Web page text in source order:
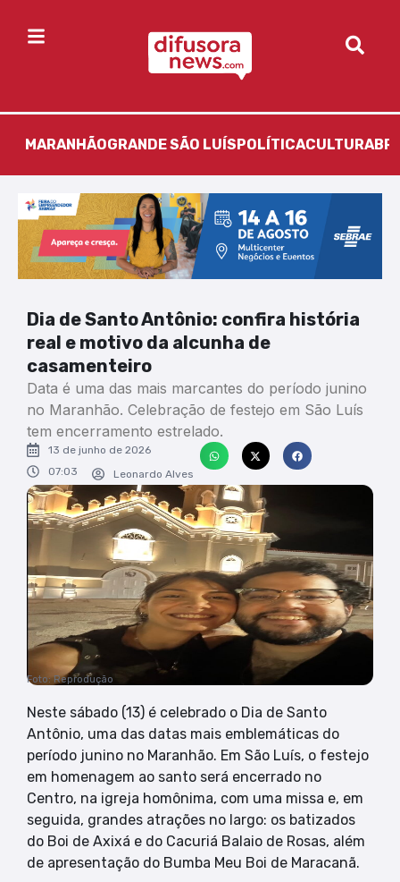
MARANHÃOGRANDE SÃO LUÍS POLÍTICACULTURA
Dia de Santo Antônio: confira história
real e motivo da alcunha de
casamenteiro
Data é uma das mais marcantes do período junino
no Maranhão. Celebração de festejo em São Luís
tem encerramento estrelado.
13 de junho de 2026
07:03
Leonardo Alves
Foto: Reprodução
Neste sábado (13) é celebrado o Dia de Santo
Antônio, uma das datas mais emblemáticas do
período junino no Maranhão. Em São Luís, o festejo
em homenagem ao santo será encerrado no
Centro, na igreja homônima, com uma missa e, em
seguida, grandes atrações no largo: os batizados
do Boi de Axixá e do Cacuriá Balaio de Rosas, além
de apresentação do Bumba Meu Boi de Maracanã.